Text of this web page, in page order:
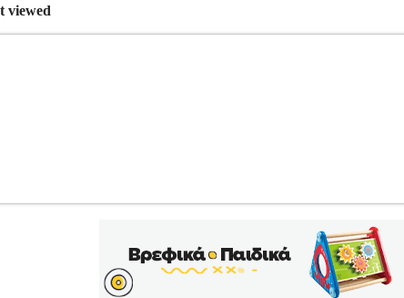
viewed
•NAUTICA στην κατηγορία ΑΝΔΡΑΣ-T-SHIRTS T-shirt με
και κοντά μανίκια. Στο ύψος του στήθους και στην πλάτη
από 100% βαμβάκι. Company info Η Nautica ιδρύθηκε το 1983
για τον άνδρα, την γυναίκα και το παιδί καθώς και μια πλήρη
καθώς συνδυάζει άριστη ποιότητα και μοναδική άνεση.•